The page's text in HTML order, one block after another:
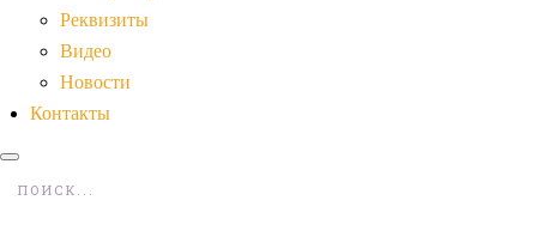
Реквизиты
Видео
Новости
Контакты